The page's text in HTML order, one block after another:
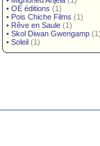
• OE éditions (1)
• Pois Chiche Films (1)
• Rêve en Saule (1)
• Skol Diwan Gwengamp (1)
• Soleil (1)